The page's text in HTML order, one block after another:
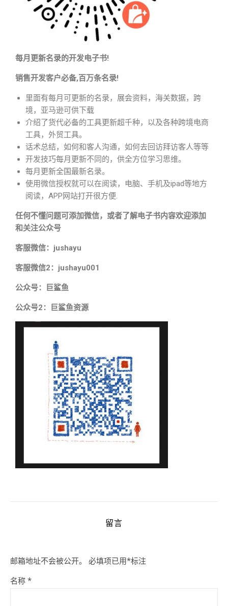
每月更新名录的开发电子书!
销售开发客户必备,百万条名录!
里面有每月可更新的名录，展会资料，海关数据，跨
境，亚马逊可供下载
介绍了货代必备的工具更新超千种，以及各种跨境电商
工具，外贸工具。
话术总结，如何和客人沟通，如何去回访拜访客人等等
开发技巧每月更新不同的，供全方位学习思维。
每月更新全国最新名录。
使用微信授权就可以在阅读，电脑、手机及ipad等地方
阅读，APP网站打开很方便.
任何不懂问题可添加微信，或者了解电子书内容欢迎添加
和关注公众号
客服微信：jushayu
客服微信2：jushayu001
公众号：巨鲨鱼
公众号2：巨鲨鱼资源
留言
邮箱地址不会被公开。 必填项已用*标注
名称 *